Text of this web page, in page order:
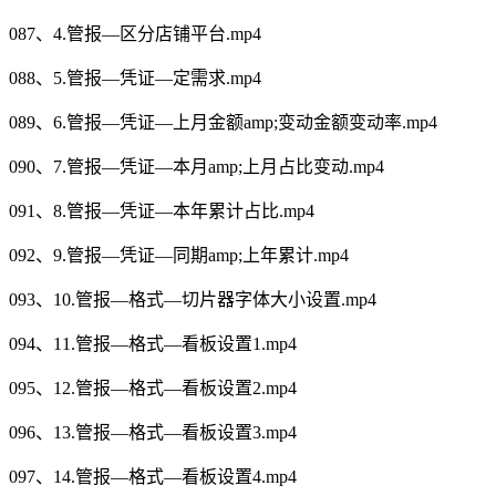
087、4.管报—区分店铺平台.mp4
088、5.管报—凭证—定需求.mp4
089、6.管报—凭证—上月金额amp;变动金额变动率.mp4
090、7.管报—凭证—本月amp;上月占比变动.mp4
091、8.管报—凭证—本年累计占比.mp4
092、9.管报—凭证—同期amp;上年累计.mp4
093、10.管报—格式—切片器字体大小设置.mp4
094、11.管报—格式—看板设置1.mp4
095、12.管报—格式—看板设置2.mp4
096、13.管报—格式—看板设置3.mp4
097、14.管报—格式—看板设置4.mp4